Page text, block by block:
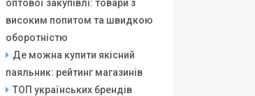
оптової закупівлі: товари з
високим попитом та швидкою
оборотністю
Де можна купити якісний
паяльник: рейтинг магазинів
ТОП українських брендів